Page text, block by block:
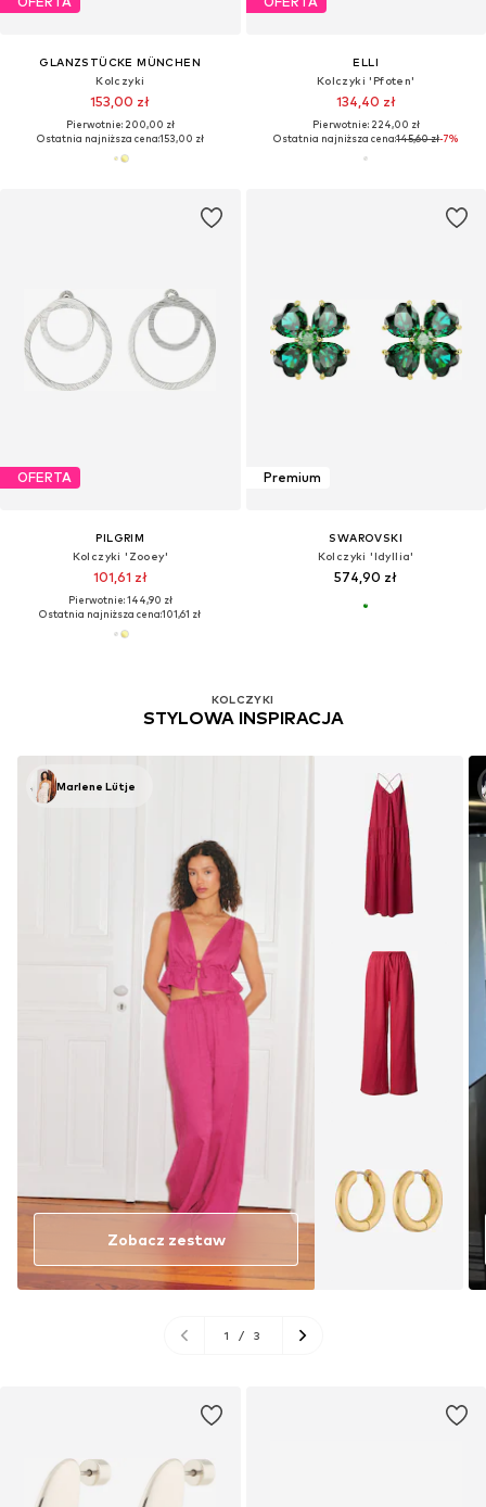
GLANZSTÜCKE MÜNCHEN
Kolczyki
153,00 zł
Pierwotnie: 200,00 zł
Ostatnia najniższa cena:153,00 zł
ELLI
Kolczyki 'Pfoten'
134,40 zł
Pierwotnie: 224,00 zł
Ostatnia najniższa cena:145,60 zł-7%
OFERTA
PILGRIM
Kolczyki 'Zooey'
101,61 zł
Pierwotnie: 144,90 zł
Ostatnia najniższa cena:101,61 zł
Premium
SWAROVSKI
Kolczyki 'Idyllia'
574,90 zł
KOLCZYKI
STYLOWA INSPIRACJA
Marlene Lütje
Zobacz zestaw
1 / 3